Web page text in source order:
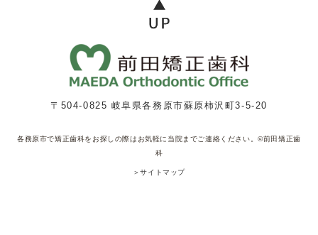
〒504-0825 岐阜県各務原市蘇原柿沢町3-5-20
各務原市で矯正歯科をお探しの際はお気軽に当院までご連絡ください。©前田矯正歯
科
＞サイトマップ